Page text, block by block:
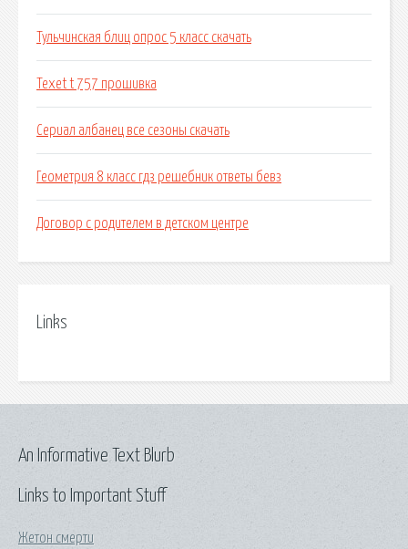
Тульчинская блиц опрос 5 класс скачать
Texet t 757 прошивка
Сериал албанец все сезоны скачать
Геометрия 8 класс гдз решебник ответы бевз
Договор с родителем в детском центре
Links
Links to Important Stuff
Жетон смерти
An Informative Text Blurb